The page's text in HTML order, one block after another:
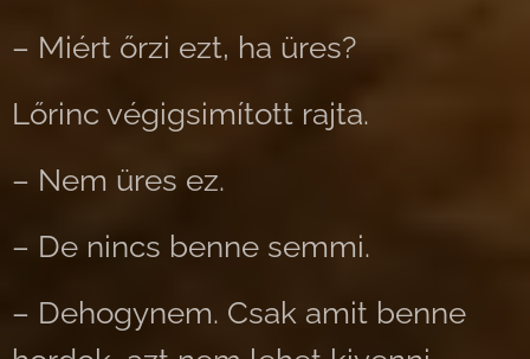
– Miért őrzi ezt, ha üres?
Lőrinc végigsimított rajta.
– Nem üres ez.
– De nincs benne semmi.
– Dehogynem. Csak amit benne